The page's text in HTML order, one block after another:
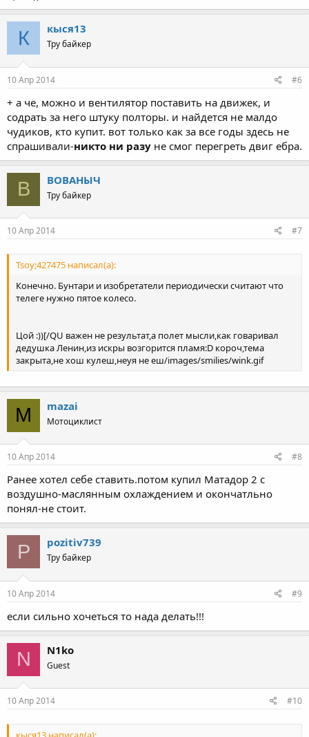
К кыся13
Тру байкер
10 Апр 2014 #6
+ а че, можно и вентилятор поставить на движек, и
содрать за него штуку полторы. и найдется не малдо
чудиков, кто купит. вот только как за все годы здесь не
спрашивали-никто ни разу не смог перегреть двиг ебра.
В ВОВАНЫЧ
Тру байкер
10 Апр 2014 #7
Tsoy;427475 написал(а):
Конечно. Бунтари и изобретатели периодически считают что
телеге нужно пятое колесо.
Цой :))[/QU важен не результат,а полет мысли,как говаривал
дедушка Ленин,из искры возгорится пламя:D короч,тема
закрыта,не хош кулеш,неуя не еш/images/smilies/wink.gif
M mazai
Мотоциклист
10 Апр 2014 #8
Ранее хотел себе ставить.потом купил Матадор 2 с
воздушно-маслянным охлаждением и окончатльно
понял-не стоит.
P pozitiv739
Тру байкер
10 Апр 2014 #9
если сильно хочеться то нада делать!!!
N N1ko
Guest
10 Апр 2014 #10